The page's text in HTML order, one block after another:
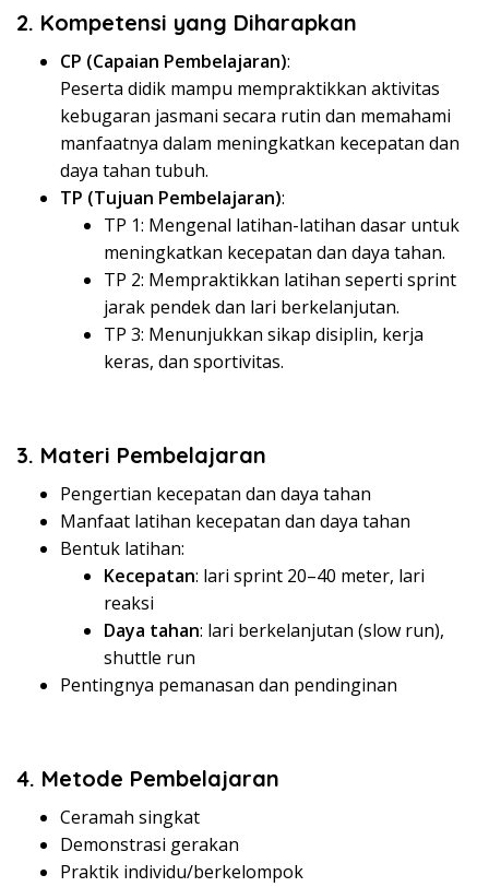
2. Kompetensi yang Diharapkan
CP (Capaian Pembelajaran):
Peserta didik mampu mempraktikkan aktivitas
kebugaran jasmani secara rutin dan memahami
manfaatnya dalam meningkatkan kecepatan dan
daya tahan tubuh.
TP (Tujuan Pembelajaran):
TP 1: Mengenal latihan-latihan dasar untuk
meningkatkan kecepatan dan daya tahan.
TP 2: Mempraktikkan latihan seperti sprint
jarak pendek dan lari berkelanjutan.
TP 3: Menunjukkan sikap disiplin, kerja
keras, dan sportivitas.
3. Materi Pembelajaran
Pengertian kecepatan dan daya tahan
Manfaat latihan kecepatan dan daya tahan
Bentuk latihan:
Kecepatan: lari sprint 20–40 meter, lari
reaksi
Daya tahan: lari berkelanjutan (slow run),
shuttle run
Pentingnya pemanasan dan pendinginan
4. Metode Pembelajaran
Ceramah singkat
Demonstrasi gerakan
Praktik individu/berkelompok